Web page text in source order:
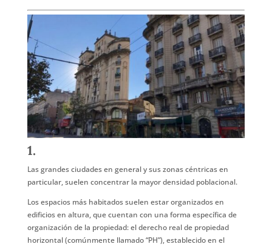
1.
Las grandes ciudades en general y sus zonas céntricas en
particular, suelen concentrar la mayor densidad poblacional.
Los espacios más habitados suelen estar organizados en
edificios en altura, que cuentan con una forma específica de
organización de la propiedad: el derecho real de propiedad
horizontal (comúnmente llamado “PH”), establecido en el